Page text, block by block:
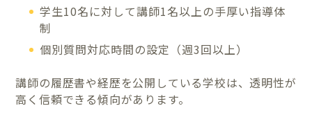
学生10名に対して講師1名以上の手厚い指導体
制
個別質問対応時間の設定（週3回以上）
講師の履歴書や経歴を公開している学校は、透明性が
高く信頼できる傾向があります。